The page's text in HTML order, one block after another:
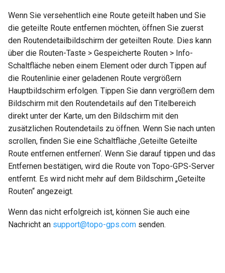
Wenn Sie versehentlich eine Route geteilt haben und Sie
die geteilte Route entfernen möchten, öffnen Sie zuerst
den Routendetailbildschirm der geteilten Route. Dies kann
über die Routen-Taste > Gespeicherte Routen > Info-
Schaltfläche neben einem Element oder durch Tippen auf
die Routenlinie einer geladenen Route vergrößern
Hauptbildschirm erfolgen. Tippen Sie dann vergrößern dem
Bildschirm mit den Routendetails auf den Titelbereich
direkt unter der Karte, um den Bildschirm mit den
zusätzlichen Routendetails zu öffnen. Wenn Sie nach unten
scrollen, finden Sie eine Schaltfläche ‚Geteilte Geteilte
Route entfernen entfernen‘. Wenn Sie darauf tippen und das
Entfernen bestätigen, wird die Route von Topo-GPS-Server
entfernt. Es wird nicht mehr auf dem Bildschirm „Geteilte
Routen“ angezeigt.
Wenn das nicht erfolgreich ist, können Sie auch eine
Nachricht an support@topo-gps.com senden.